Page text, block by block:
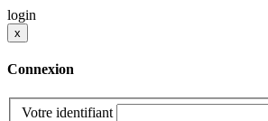
login
x
Connexion
Votre identifiant